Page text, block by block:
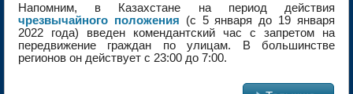
Напомним, в Казахстане на период действия
чрезвычайного положения (с 5 января до 19 января
2022 года) введен комендантский час с запретом на
передвижение граждан по улицам. В большинстве
регионов он действует с 23:00 до 7:00.